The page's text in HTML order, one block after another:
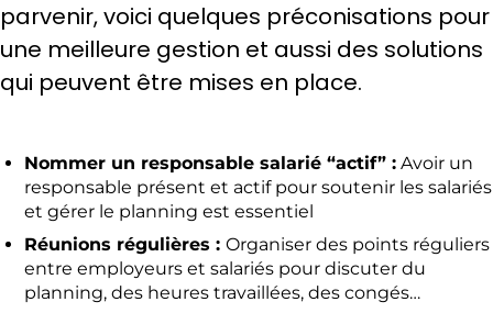
parvenir, voici quelques préconisations pour
une meilleure gestion et aussi des solutions
qui peuvent être mises en place.
Nommer un responsable salarié “actif” : Avoir un
responsable présent et actif pour soutenir les salariés
et gérer le planning est essentiel
Réunions régulières : Organiser des points réguliers
entre employeurs et salariés pour discuter du
planning, des heures travaillées, des congés…